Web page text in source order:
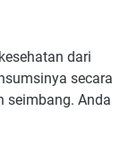
dari
secara
seimbang. Anda